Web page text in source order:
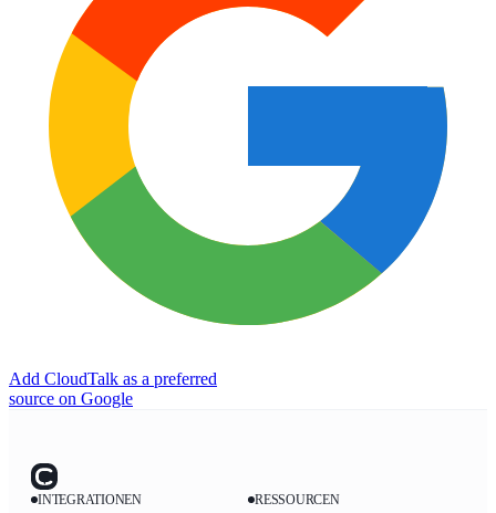
Add CloudTalk as a preferred
source on Google
INTEGRATIONEN
RESSOURCEN